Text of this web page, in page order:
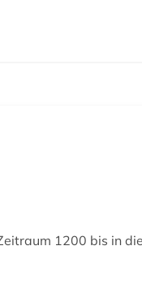
1200 bis in